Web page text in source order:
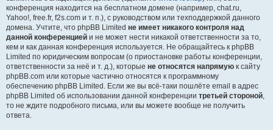
конференция находится на бесплатном домене (например, chat.ru,
Yahoo!, free.fr, f2s.com и т. п.), с руководством или техподдержкой данного
домена. Учтите, что phpBB Limited не имеет никакого контроля над
данной конференцией и не может нести никакой ответственности за то,
кем и как данная конференция используется. Не обращайтесь к phpBB
Limited по юридическим вопросам (о приостановке работы конференции,
ответственности за неё и т. д.), которые не относятся напрямую к сайту
phpBB.com или которые частично относятся к программному
обеспечению phpBB Limited. Если же вы всё-таки пошлёте email в адрес
phpBB Limited об использовании данной конференции третьей стороной,
то не ждите подробного письма, или вы можете вообще не получить
ответа.